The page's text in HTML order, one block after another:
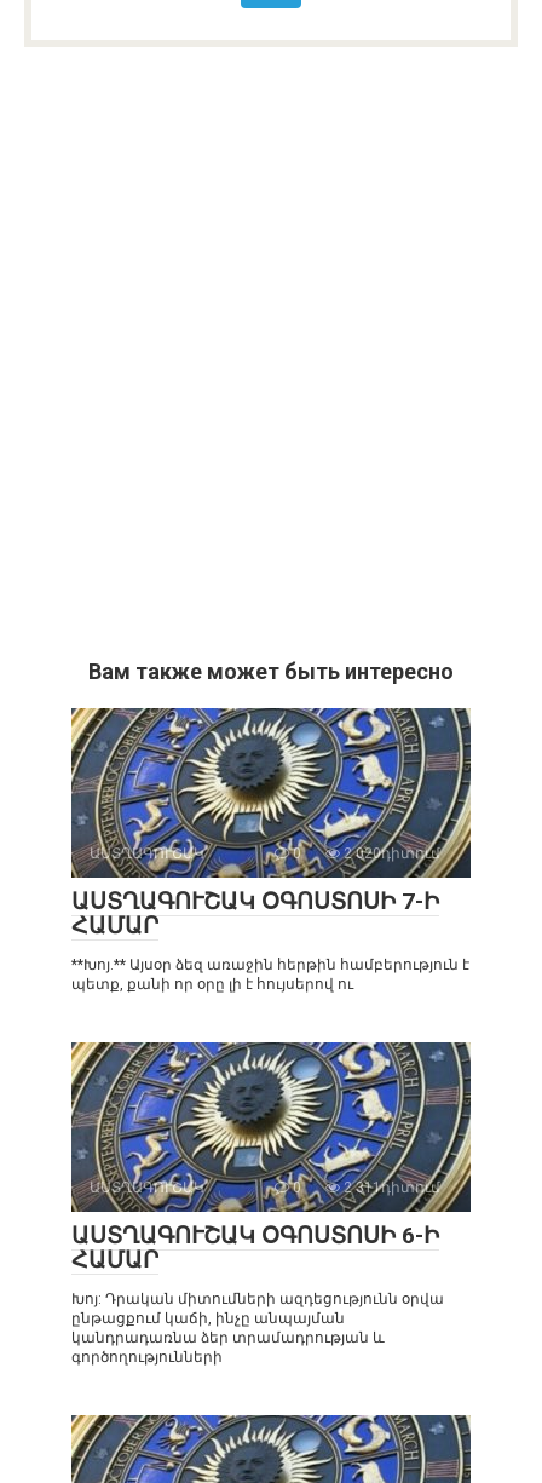
Вам также может быть интересно
ԱՍՏՂԱԳՈՒՇԱԿ 0 2 020դիտում
ԱՍՏՂԱԳՈՒՇԱԿ ՕԳՈՍՏՈՍԻ 7-Ի
ՀԱՄԱՐ
**Խոյ.** Այսօր ձեզ առաջին հերթին համբերություն է
պետք, քանի որ օրը լի է հույսերով ու
ԱՍՏՂԱԳՈՒՇԱԿ 0 2 311դիտում
ԱՍՏՂԱԳՈՒՇԱԿ ՕԳՈՍՏՈՍԻ 6-Ի
ՀԱՄԱՐ
Խոյ: Դրական միտումների ազդեցությունն օրվա
ընթացքում կաճի, ինչը անպայման
կանդրադառնա ձեր տրամադրության և
գործողությունների